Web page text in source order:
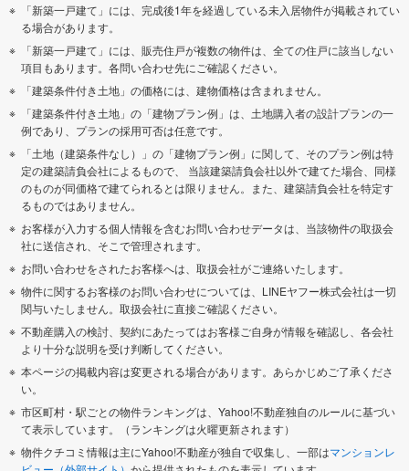
「新築一戸建て」には、完成後1年を経過している未入居物件が掲載されてい
る場合があります。
「新築一戸建て」には、販売住戸が複数の物件は、全ての住戸に該当しない
項目もあります。各問い合わせ先にご確認ください。
「建築条件付き土地」の価格には、建物価格は含まれません。
「建築条件付き土地」の「建物プラン例」は、土地購入者の設計プランの一
例であり、プランの採用可否は任意です。
「土地（建築条件なし）」の「建物プラン例」に関して、そのプラン例は特
定の建築請負会社によるもので、 当該建築請負会社以外で建てた場合、同様
のものが同価格で建てられるとは限りません。また、建築請負会社を特定す
るものではありません。
お客様が入力する個人情報を含むお問い合わせデータは、当該物件の取扱会
社に送信され、そこで管理されます。
お問い合わせをされたお客様へは、取扱会社がご連絡いたします。
物件に関するお客様のお問い合わせについては、LINEヤフー株式会社は一切
関与いたしません。取扱会社に直接ご確認ください。
不動産購入の検討、契約にあたってはお客様ご自身が情報を確認し、各会社
より十分な説明を受け判断してください。
本ページの掲載内容は変更される場合があります。あらかじめご了承くださ
い。
市区町村・駅ごとの物件ランキングは、Yahoo!不動産独自のルールに基づい
て表示しています。（ランキングは火曜更新されます）
物件クチコミ情報は主にYahoo!不動産が独自で収集し、一部はマンションレ